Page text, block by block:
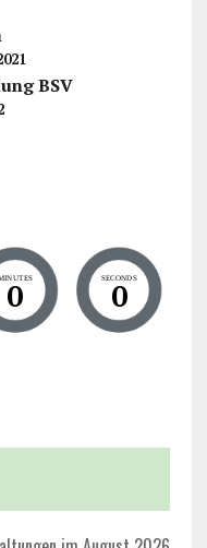
BSV
0 SECONDS
0